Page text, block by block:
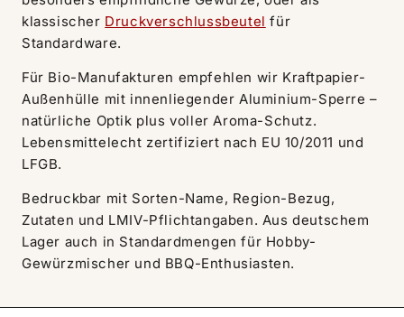
klassischer Druckverschlussbeutel für
Standardware.
Für Bio-Manufakturen empfehlen wir Kraftpapier-
Außenhülle mit innenliegender Aluminium-Sperre –
natürliche Optik plus voller Aroma-Schutz.
Lebensmittelecht zertifiziert nach EU 10/2011 und
LFGB.
Bedruckbar mit Sorten-Name, Region-Bezug,
Zutaten und LMIV-Pflichtangaben. Aus deutschem
Lager auch in Standardmengen für Hobby-
Gewürzmischer und BBQ-Enthusiasten.